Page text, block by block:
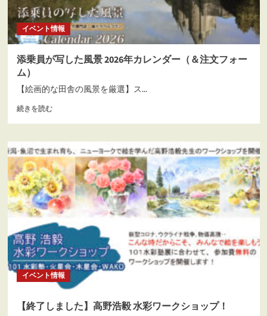
シ
ョ
ッ
プ
開
催！
つ
て
に
読
む
イベント情報
添乗員が写した風景 2026年カレンダー（＆注文フォー
ム）
【絵画的な田舎の風景を厳選】ス...
続きを読む添
が
写
し
た
風
景
2026
年
カ
レ
ン
ダ
ー
（＆
文
イベント情報
【終了しました】高野浩毅 水彩ワークショップ！